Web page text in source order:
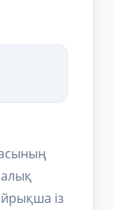
із